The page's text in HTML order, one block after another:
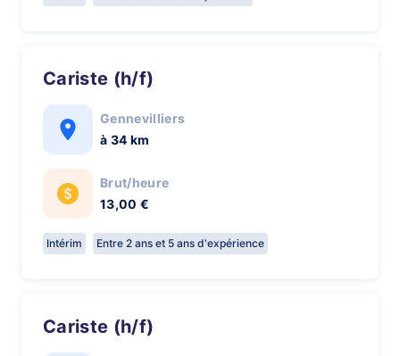
Cariste (h/f)
Gennevilliers
à 34 km
Brut/heure
13,00 €
Intérim Entre 2 ans et 5 ans d'expérience
Cariste (h/f)